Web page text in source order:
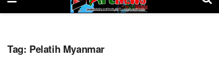
Tag: Pelatih Myanmar